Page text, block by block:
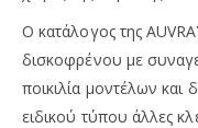
Ο κατάλογος της
δισκοφρένου με
ποικιλία μοντέλων και
ειδικού τύπου άλλες